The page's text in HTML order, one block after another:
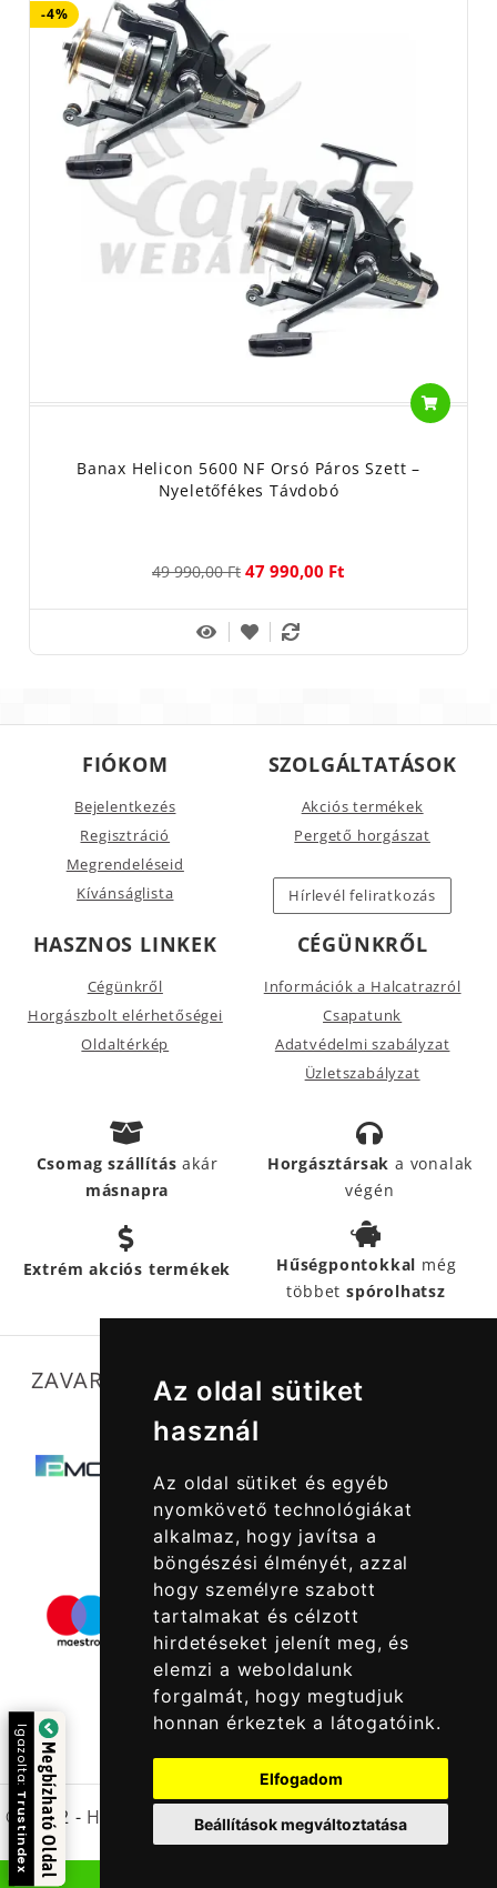
Az oldal sütiket
használ
Az oldal sütiket és egyéb
nyomkövető technológiákat
alkalmaz, hogy javítsa a
böngészési élményét, azzal
hogy személyre szabott
tartalmakat és célzott
hirdetéseket jelenít meg, és
elemzi a weboldalunk
forgalmát, hogy megtudjuk
honnan érkeztek a látogatóink.
Elfogadom
Beállítások megváltoztatása
zsinórt tökéletes rendben rakja vissza, ezzel segítve elő
az akadálytalan lefutást a következő dobásnál. Hajtókarja egy
mozdulattal behajtható, kotyogásnak nyoma sincs. Az orsó mellé
egy szintén nyújtott távdobó grafit dob is jár. Súlya 820 gramm,
ami egy igazánstrapabíró orsóérzetét adja. Rendkívül erős
belső szerkezettel rendelkezik, dobja peremén titánium bevonat
található, hogy a zsinór könnyedén lefusson róla. Ennek
köszönhetően egy jó bottal párosítva a távdobás sem jelent
akadályt. Óriási zsinórkapacitásának köszönhetően pedig egy
behúzós peca során is jól teljesíthet, hiszen .30-as zsinórból akár
480 métert is képes befogadni.
Ez az orsó nem követi a divatot. Nem dizájnos, nem könnyű, nem
kicsi. Nem is lehet, hiszen extra igénybevételhez lett tervezve.
Egy masszív, szögletes, robosztus felépítésű darab, kézbe véve
egy katonai gépezet érzetét kelti. Megbízható, letapadásmentes,
óriáslamellás fékrendszer, megerősített szerkezet,
– ez jellemzi a Banax Helicon 5600 NF orsót. Amit vállal, azt
viszont tudja: ez az orsó évek múlva is ugyanazt fogja tenni, mint
Gyártó/Forgalmazó: Energofish kft. - 1201 Budapest, Helsinki
u. 74.
Használati útmutató: horgászfelszerelés, horgászati célra.
Meghibásodás, hiba esetén a karbantartást, javítást bízza
szakszervizre!
Az horgász orsó felkapókarját minden esetben kézzel váltsa
A horgász orsó zsinórtárolásra használható, nem erőátvitelre!
-4%
Banax Helicon 5600 NF Orsó Páros Szett –
Nyeletőfékes Távdobó
49 990,00 Ft 47 990,00 Ft
FIÓKOM
Bejelentkezés
Regisztráció
Megrendeléseid
Kívánságlista
SZOLGÁLTATÁSOK
Akciós termékek
Pergető horgászat
Hírlevél feliratkozás
HASZNOS LINKEK
Cégünkről
Horgászbolt elérhetőségei
Oldaltérkép
CÉGÜNKRŐL
Információk a Halcatrazról
Csapatunk
Adatvédelmi szabályzat
Üzletszabályzat
Csomag szállításakár
másnapra
Horgásztársak a vonalak
végén
Extrém akciós termékek Hűségpontokkal még
többetspórolhatsz
ZAVARTALAN MŰKÖDÉSÜNKET SEGÍTIK
© 2022 - Halcatraz Kft.
Megbízható Oldal
Igazolta:
Trustindex